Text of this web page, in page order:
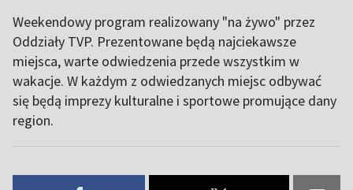
Weekendowy program realizowany "na żywo" przez
Oddziały TVP. Prezentowane będą najciekawsze
miejsca, warte odwiedzenia przede wszystkim w
wakacje. W każdym z odwiedzanych miejsc odbywać
się będą imprezy kulturalne i sportowe promujące dany
region.